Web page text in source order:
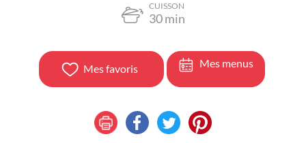
CUISSON
30min
Mes favoris Mes menus